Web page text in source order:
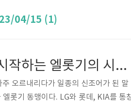
04/15 (1)
2023 프로야구, 악재들과 함께 시작하는 엘롯기의 시즌 초반
오르내리다가 일종의 신조어가 된 말
롯기 동맹이다. LG와 롯데, KIA를 통